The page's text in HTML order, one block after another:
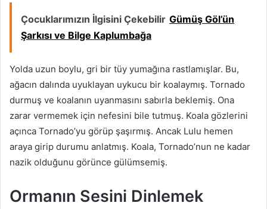
Çocuklarımızın İlgisini Çekebilir Gümüş Göl’ün
Şarkısı ve Bilge Kaplumbağa
Yolda uzun boylu, gri bir tüy yumağına rastlamışlar. Bu,
ağacın dalında uyuklayan uykucu bir koalaymış. Tornado
durmuş ve koalanın uyanmasını sabırla beklemiş. Ona
zarar vermemek için nefesini bile tutmuş. Koala gözlerini
açınca Tornado’yu görüp şaşırmış. Ancak Lulu hemen
araya girip durumu anlatmış. Koala, Tornado’nun ne kadar
nazik olduğunu görünce gülümsemiş.
Ormanın Sesini Dinlemek